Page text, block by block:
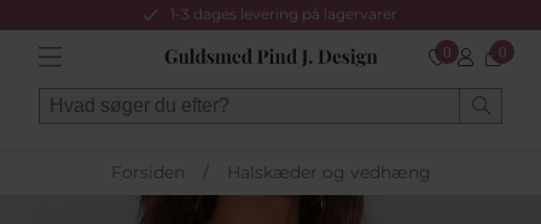
1-3 dages levering på lagervarer
0 0
Forsiden / Halskæder og vedhæng